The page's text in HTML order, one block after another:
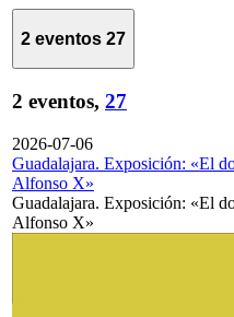
2 eventos 27
2 eventos, 27
2026-07-06
Guadalajara. Exposición: «El
Alfonso X»
Guadalajara. Exposición: «El
Alfonso X»